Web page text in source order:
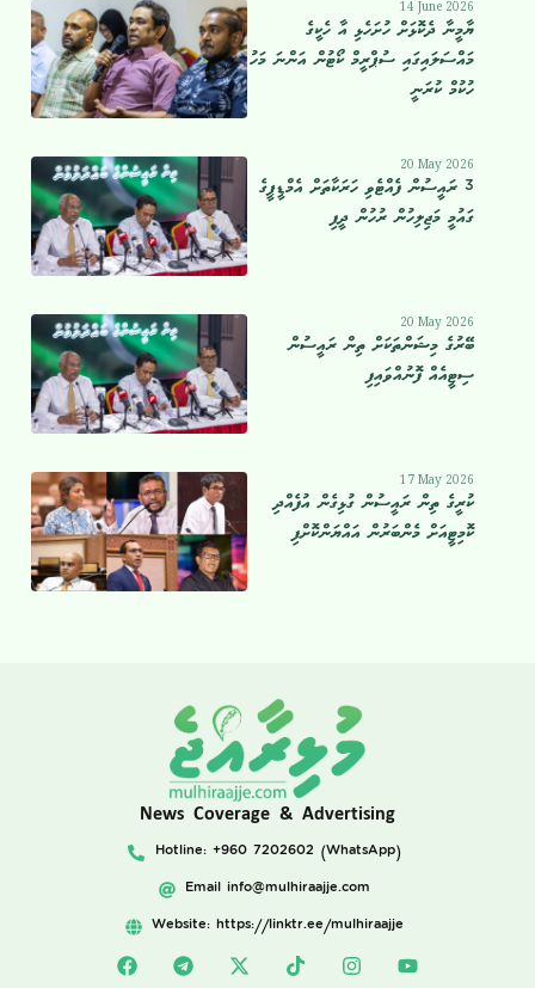
14 June 2026
ޔާމީނާ ދެކޮޅަށް ހުށަހެޅި އާ ހެކީގެ
މައްސަލައިގައި ސުޕްރީމް ކޯޓުން އަންނަ މަހު
ހުކުމް ކުރަނީ
20 May 2026
3 ރައީސުން ފެއްޓެވި ހަރަކާތަށް އެމްޑީޕީގެ
ގައުމީ މަޖިލިހުން ރުހުން ދީފި
20 May 2026
ބޭރުގެ މިޝަންތަކަށް ތިން ރައީސުން
ސިޓީއެއް ފޮނުއްވައިފި
17 May 2026
ކުރީގެ ތިން ރައީސުން ގުޅިގެން އުފެއްދި
ކޮމިޓީއަށް މެންބަރުން އައްޔަންކޮށްފި
News Coverage & Advertising
Hotline: +960 7202602 (WhatsApp)
Email info@mulhiraajje.com
Website: https://linktr.ee/mulhiraajje